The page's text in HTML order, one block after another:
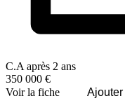
C.A après 2 ans
350 000 €
Voir la fiche
Ajouter